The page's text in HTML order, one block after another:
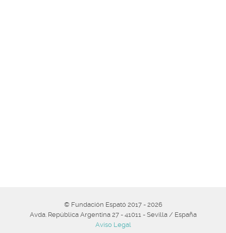
© Fundación Espató 2017 - 2026
Avda. República Argentina 27 - 41011 - Sevilla / España
Aviso Legal